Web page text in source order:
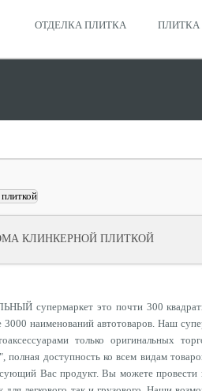
ОТДЕЛКА ПЛИТКА ПЛИТКА
КЛИНКЕРНОЙ ПЛИТКОЙ
супермаркет это почти 300
наименований автотоваров. Наш
только оригинальных
полная доступность ко всем видам
Вас продукт. Вы можете